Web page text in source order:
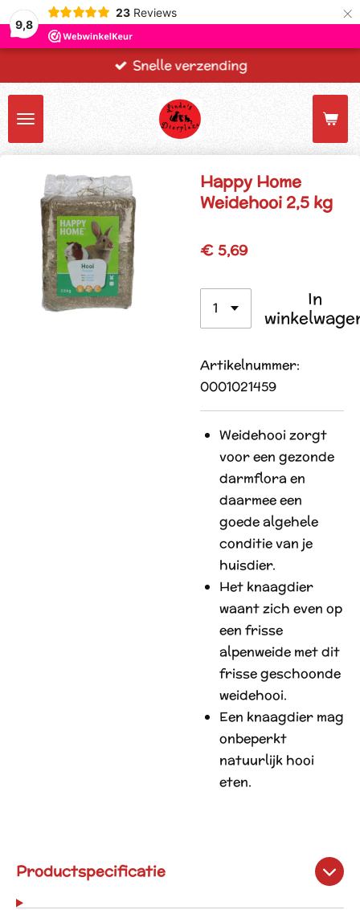
9,8
23 Reviews ×
Snelle verzending
Happy Home
Weidehooi 2,5 kg
€ 5,69
In
Artikelnummer:
0001021459
Weidehooi zorgt
voor een gezonde
darmflora en
daarmee een
goede algehele
conditie van je
huisdier.
Het knaagdier
waant zich even op
een frisse
alpenweide met dit
frisse geschoonde
weidehooi.
Een knaagdier mag
onbeperkt
natuurlijk hooi
eten.
Productspecificatie